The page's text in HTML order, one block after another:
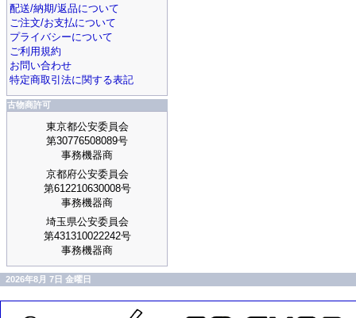
配送/納期/返品について
ご注文/お支払について
プライバシーについて
ご利用規約
お問い合わせ
特定商取引法に関する表記
古物商許可
東京都公安委員会
第30776508089号
事務機器商
京都府公安委員会
第612210630008号
事務機器商
埼玉県公安委員会
第431310022242号
事務機器商
2026年8月 7日 金曜日